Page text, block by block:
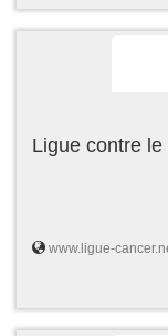
Ligue contre
www.ligue-